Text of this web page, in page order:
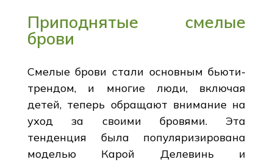
Приподнятые смелые
брови
Смелые брови стали основным бьюти-
трендом, и многие люди, включая
детей, теперь обращают внимание на
уход за своими бровями. Эта
тенденция была популяризирована
моделью Карой Делевинь и